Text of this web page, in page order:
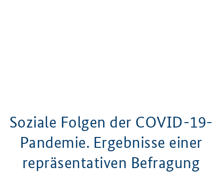
Soziale Folgen der COVID-19-
Pandemie. Ergebnisse einer
repräsentativen Befragung